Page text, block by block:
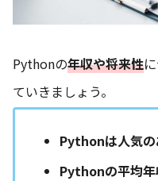
Pythonの年収や将来性
ていきましょう。
Pythonは人気の
Pythonの平均